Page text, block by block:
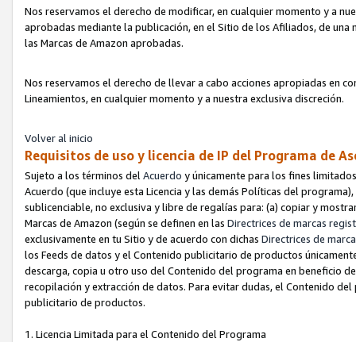
Nos reservamos el derecho de modificar, en cualquier momento y a
aprobadas mediante la publicación, en el Sitio de los Afiliados, de
las Marcas de Amazon aprobadas.
Nos reservamos el derecho de llevar a cabo acciones apropiadas en
Lineamientos, en cualquier momento y a nuestra exclusiva discreción.
Volver al inicio
Requisitos de uso y licencia de IP del Programa de
Sujeto a los términos del Acuerdo y únicamente para los fines
Acuerdo (que incluye esta Licencia y las demás Políticas del
sublicenciable, no exclusiva y libre de regalías para: (a) copiar y
Marcas de Amazon (según se definen en las Directrices de marcas
exclusivamente en tu Sitio y de acuerdo con dichas Directrices de
los Feeds de datos y el Contenido publicitario de productos
descarga, copia u otro uso del Contenido del programa en beneficio
recopilación y extracción de datos. Para evitar dudas, el Contenido
publicitario de productos.
1. Licencia Limitada para el Contenido del Programa